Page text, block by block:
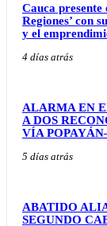
Cauca presente
Regiones’ con
y el
4 días atrás
ALARMA EN
A DOS
VÍA
5 días atrás
ABATIDO
SEGUNDO